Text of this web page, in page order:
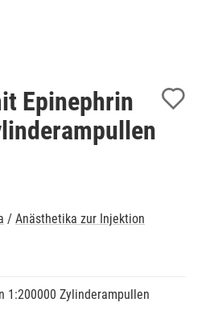
Epinephrin
/ Anästhetika zur Injektion
1:200000 Zylinderampullen